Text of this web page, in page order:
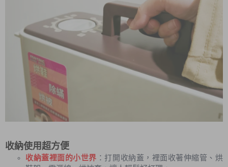
收納使用超方便
收納蓋裡面的小世界 ：打開收納蓋，裡面收著伸縮管、烘